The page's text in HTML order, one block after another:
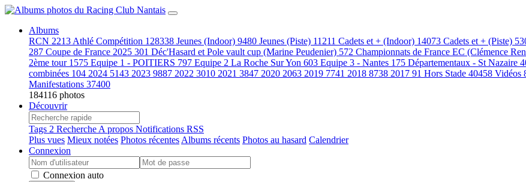
Albums
RCN 2213 Athlé Compétition 128338 Jeunes (Indoor) 9480 Jeunes (Piste) 11211 Cadets et + (Indoor) 14073 Cadets et + (Piste)
287 Coupe de France 2025 301 Déc'Hasard et Pole vault cup (Marine Peudenier) 572 Championnats de France EC (Clémence
2ème tour 1575 Equipe 1 - POITIERS 797 Equipe 2 La Roche Sur Yon 603 Equipe 3 - Nantes 175 Départementaux - St Nazaire
combinées 104 2024 5143 2023 9887 2022 3010 2021 3847 2020 2063 2019 7741 2018 8738 2017 91 Hors Stade 40458 Vidéos
Manifestations 37400
184116 photos
Découvrir
Tags 2 Recherche A propos Notifications RSS
Plus vues Mieux notées Photos récentes Albums récents Photos au hasard Calendrier
Connexion
Connexion auto